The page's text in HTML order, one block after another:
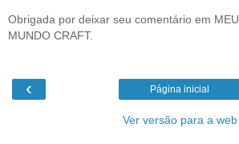
Obrigada por deixar seu comentário em MEU
MUNDO CRAFT.
‹ Página inicial
Ver versão para a web